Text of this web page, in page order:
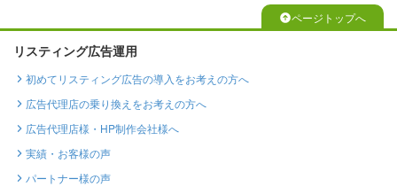
ページトップへ
リスティング広告運用
初めてリスティング広告の導入をお考えの方へ
広告代理店の乗り換えをお考えの方へ
広告代理店様・HP制作会社様へ
実績・お客様の声
パートナー様の声